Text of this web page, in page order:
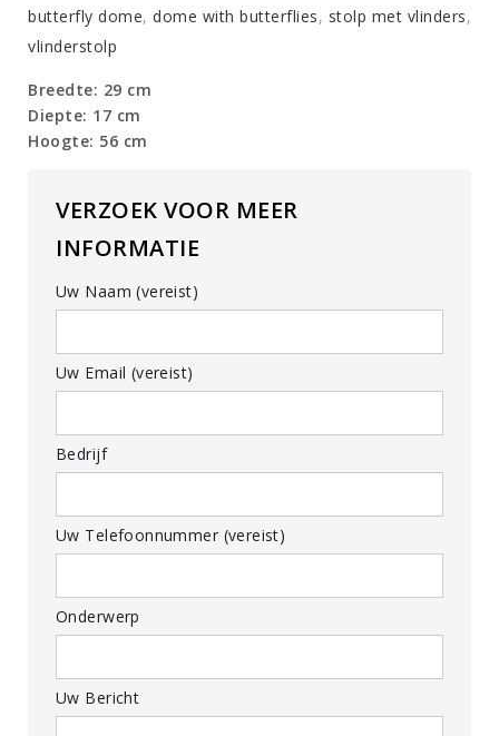
butterfly dome, dome with butterflies, stolp met vlinders,
vlinderstolp
Breedte: 29 cm
Diepte: 17 cm
Hoogte: 56 cm
VERZOEK VOOR MEER
INFORMATIE
Uw Naam (vereist)
Uw Email (vereist)
Bedrijf
Uw Telefoonnummer (vereist)
Onderwerp
Uw Bericht